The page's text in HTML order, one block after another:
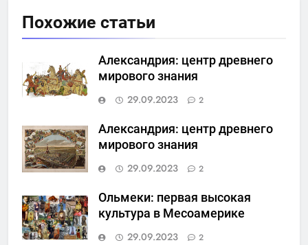
Похожие статьи
Александрия: центр древнего
мирового знания
29.09.2023
2
Александрия: центр древнего
мирового знания
29.09.2023
2
Ольмеки: первая высокая
культура в Месоамерике
29.09.2023
2